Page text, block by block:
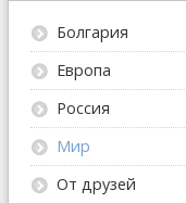
Болгария
Европа
Россия
Мир
От друзей